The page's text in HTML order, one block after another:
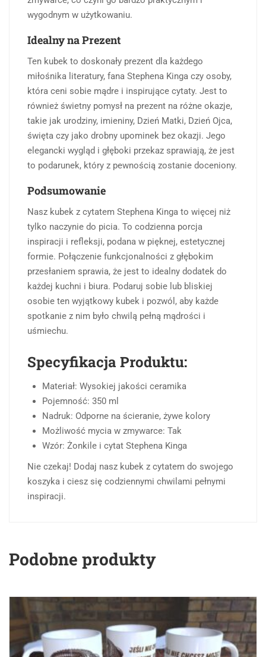
wygodnym w użytkowaniu.
Idealny na Prezent
Ten kubek to doskonały prezent dla każdego
miłośnika literatury, fana Stephena Kinga czy osoby,
która ceni sobie mądre i inspirujące cytaty. Jest to
również świetny pomysł na prezent na różne okazje,
takie jak urodziny, imieniny, Dzień Matki, Dzień Ojca,
święta czy jako drobny upominek bez okazji. Jego
elegancki wygląd i głęboki przekaz sprawiają, że jest
to podarunek, który z pewnością zostanie doceniony.
Podsumowanie
Nasz kubek z cytatem Stephena Kinga to więcej niż
tylko naczynie do picia. To codzienna porcja
inspiracji i refleksji, podana w pięknej, estetycznej
formie. Połączenie funkcjonalności z głębokim
przesłaniem sprawia, że jest to idealny dodatek do
każdej kuchni i biura. Podaruj sobie lub bliskiej
osobie ten wyjątkowy kubek i pozwól, aby każde
spotkanie z nim było chwilą pełną mądrości i
uśmiechu.
Specyfikacja Produktu:
Materiał: Wysokiej jakości ceramika
Pojemność: 350 ml
Nadruk: Odporne na ścieranie, żywe kolory
Możliwość mycia w zmywarce: Tak
Wzór: Żonkile i cytat Stephena Kinga
Nie czekaj! Dodaj nasz kubek z cytatem do swojego
koszyka i ciesz się codziennymi chwilami pełnymi
inspiracji.
Podobne produkty